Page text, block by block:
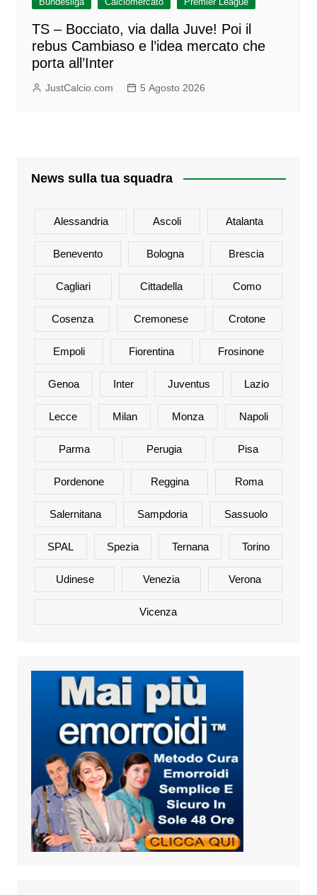
TS – Bocciato, via dalla Juve! Poi il
rebus Cambiaso e l’idea mercato che
porta all’Inter
JustCalcio.com 5 Agosto 2026
News sulla tua squadra
Alessandria Ascoli Atalanta
Benevento Bologna Brescia
Cagliari Cittadella Como
Cosenza Cremonese Crotone
Empoli Fiorentina Frosinone
Genoa Inter Juventus Lazio
Lecce Milan Monza Napoli
Parma Perugia Pisa
Pordenone Reggina Roma
Salernitana Sampdoria Sassuolo
SPAL Spezia Ternana Torino
Udinese Venezia Verona
Vicenza